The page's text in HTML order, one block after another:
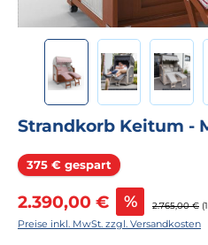
Strandkorb Keitum -
375 € gespart Rabatt
Verkaufspreis:
2.390,00 € % Regulärer
2.765,00 €
Preise inkl. MwSt. zzgl. Versandkosten